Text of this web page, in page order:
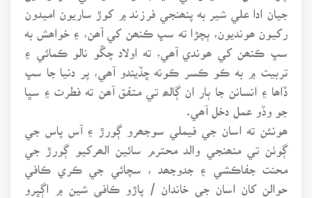
جيان ادا علي شير به پنھنجي فرزند ۾ کوڙ ساريون اميدون
رکيون ھونديون، ٻچڙا ته سڀ ڪنھن کي آھن، ۽ خواھش به
سڀ ڪنھن کي ھوندي آھي، ته اولاد چڱو نالو ڪمائي ۽
تربيت ۾ به ڪو ڪسر ڪونه ڇڏيندو آھي، پر دنيا جا سڀ
ڏاھا ۽ انسانن جا ٻار ان ڳالھ تي متفق آھن ته فطرت ۽ سڀا
جو وڏو عمل دخل آھي.
ھونئن ته اسان جي فيملي سوجھرو ڳورڙ ۽ آس پاس جي
ڳوٺن تي منھنجي والد محترم سائين الھرکيو ڳورڙ جي
محنت جفاڪشي ۽ جدوجھد ، سچائي جي ڪري ڪافي
حوالن کان اسان جي خاندان / پاڙو ڪافي شين ۾ اڳڀرو